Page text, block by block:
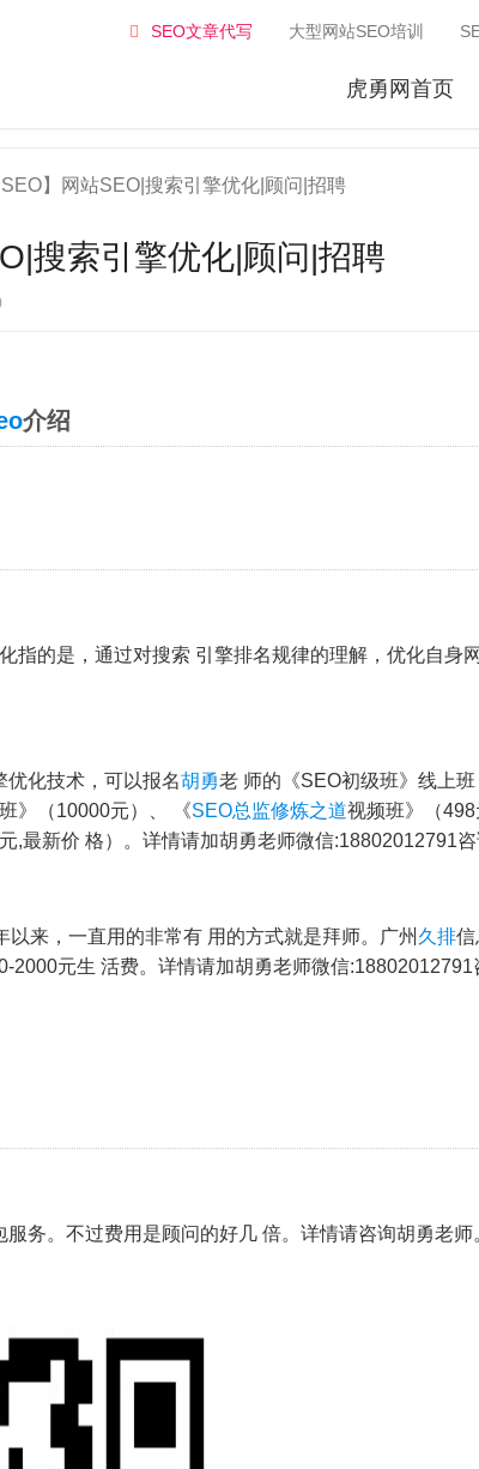
虎勇网首页
SEO文章代写 大型网站SEO培训
SEO】网站SEO|搜索引擎优化|顾问|招聘
搜索引擎优化|顾问|招聘
介绍
指的是，通过对搜索 引擎排名规律的理解，优化自身
优化技术，可以报名胡勇老 师的《SEO初级班》线上班
》（10000元）、 《SEO总监修炼之道视频班》（
,最新价 格）。详情请加胡勇老师微信:18802012791咨
来，一直用的非常有 用的方式就是拜师。广州 久排信
元生 活费。详情请加胡勇老师微信:18802012791
务。不过费用是顾问的好几 倍。详情请咨询胡勇老师